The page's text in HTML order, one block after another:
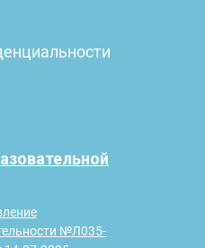
№Л035-